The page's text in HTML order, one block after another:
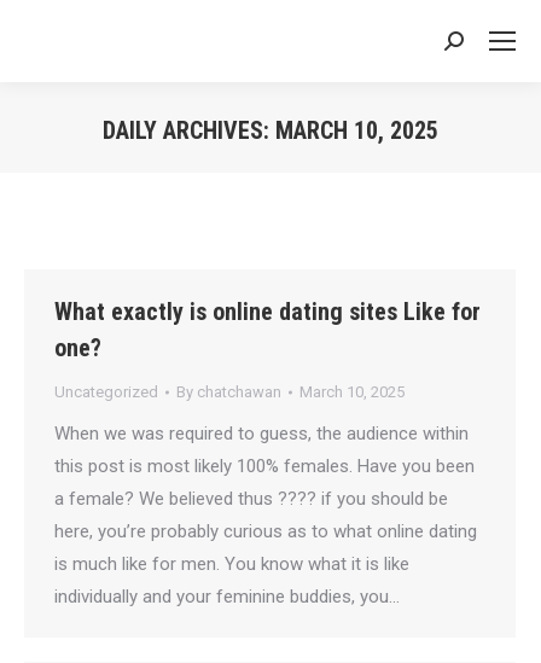
Search:
DAILY ARCHIVES: MARCH 10, 2025
What exactly is online dating sites Like for
one?
Uncategorized By chatchawan March 10, 2025
When we was required to guess, the audience within
this post is most likely 100% females. Have you been
a female? We believed thus ???? if you should be
here, you’re probably curious as to what online dating
is much like for men. You know what it is like
individually and your feminine buddies, you…